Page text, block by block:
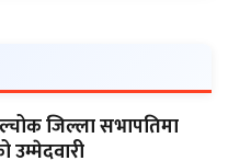
जिल्ला सभापतिमा